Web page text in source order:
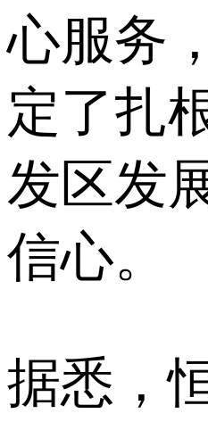
心服务
定了扎
发区发
信心。
据悉，